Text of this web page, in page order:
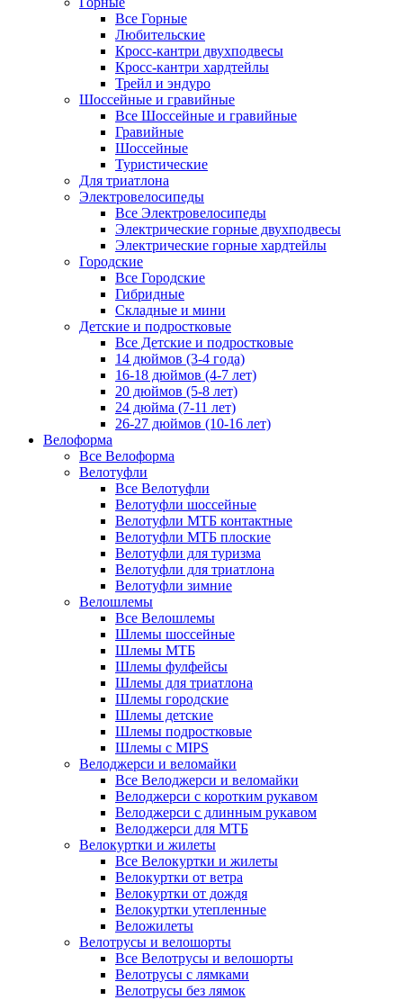
Все Горные
Любительские
Кросс-кантри двухподвесы
Кросс-кантри хардтейлы
Трейл и эндуро
Шоссейные и гравийные
Все Шоссейные и гравийные
Гравийные
Шоссейные
Туристические
Для триатлона
Электровелосипеды
Все Электровелосипеды
Электрические горные двухподвесы
Электрические горные хардтейлы
Городские
Все Городские
Гибридные
Складные и мини
Детские и подростковые
Все Детские и подростковые
14 дюймов (3-4 года)
16-18 дюймов (4-7 лет)
20 дюймов (5-8 лет)
24 дюйма (7-11 лет)
26-27 дюймов (10-16 лет)
Велоформа
Все Велоформа
Велотуфли
Все Велотуфли
Велотуфли шоссейные
Велотуфли МТБ контактные
Велотуфли МТБ плоские
Велотуфли для туризма
Велотуфли для триатлона
Велотуфли зимние
Велошлемы
Все Велошлемы
Шлемы шоссейные
Шлемы МТБ
Шлемы фулфейсы
Шлемы для триатлона
Шлемы городские
Шлемы детские
Шлемы подростковые
Шлемы с MIPS
Велоджерси и веломайки
Все Велоджерси и веломайки
Велоджерси с коротким рукавом
Велоджерси с длинным рукавом
Велоджерси для МТБ
Велокуртки и жилеты
Все Велокуртки и жилеты
Велокуртки от ветра
Велокуртки от дождя
Велокуртки утепленные
Веложилеты
Велотрусы и велошорты
Все Велотрусы и велошорты
Велотрусы с лямками
Велотрусы без лямок